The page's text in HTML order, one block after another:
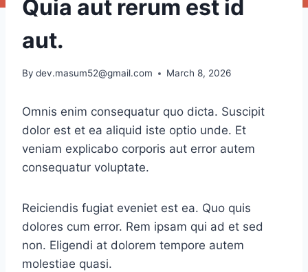
Quia aut rerum est id
aut.
By dev.masum52@gmail.com March 8, 2026
Omnis enim consequatur quo dicta. Suscipit
dolor est et ea aliquid iste optio unde. Et
veniam explicabo corporis aut error autem
consequatur voluptate.
Reiciendis fugiat eveniet est ea. Quo quis
dolores cum error. Rem ipsam qui ad et sed
non. Eligendi at dolorem tempore autem
molestiae quasi.